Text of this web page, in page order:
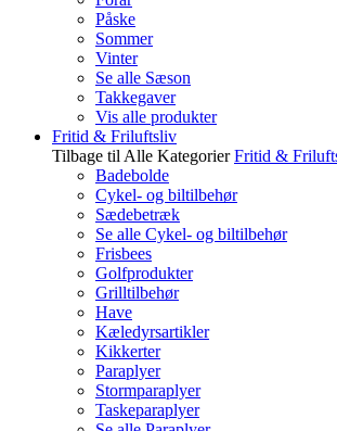
Påske
Sommer
Vinter
Se alle Sæson
Takkegaver
Vis alle produkter
Fritid & Friluftsliv
Tilbage til Alle Kategorier Fritid &
Badebolde
Cykel- og biltilbehør
Sædebetræk
Se alle Cykel- og biltilbehør
Frisbees
Golfprodukter
Grilltilbehør
Have
Kæledyrsartikler
Kikkerter
Paraplyer
Stormparaplyer
Taskeparaplyer